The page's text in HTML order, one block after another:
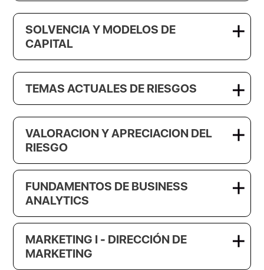
SOLVENCIA Y MODELOS DE
CAPITAL
TEMAS ACTUALES DE RIESGOS
VALORACION Y APRECIACION DEL
RIESGO
FUNDAMENTOS DE BUSINESS
ANALYTICS
MARKETING I - DIRECCIÓN DE
MARKETING